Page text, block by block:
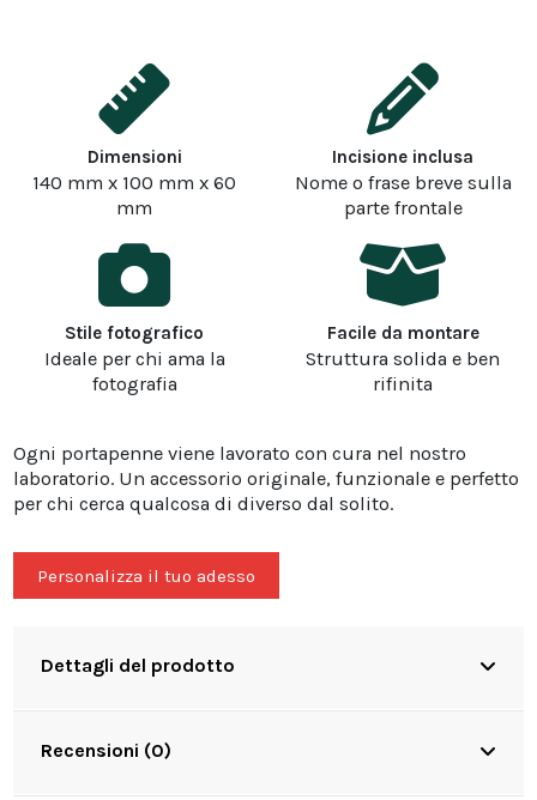
Dimensioni
140 mm x 100 mm x 60
mm
Incisione inclusa
Nome o frase breve sulla
parte frontale
Stile fotografico
Ideale per chi ama la
fotografia
Facile da montare
Struttura solida e ben
rifinita
Ogni portapenne viene lavorato con cura nel nostro
laboratorio. Un accessorio originale, funzionale e perfetto
per chi cerca qualcosa di diverso dal solito.
Personalizza il tuo adesso
Dettagli del prodotto
Recensioni (0)